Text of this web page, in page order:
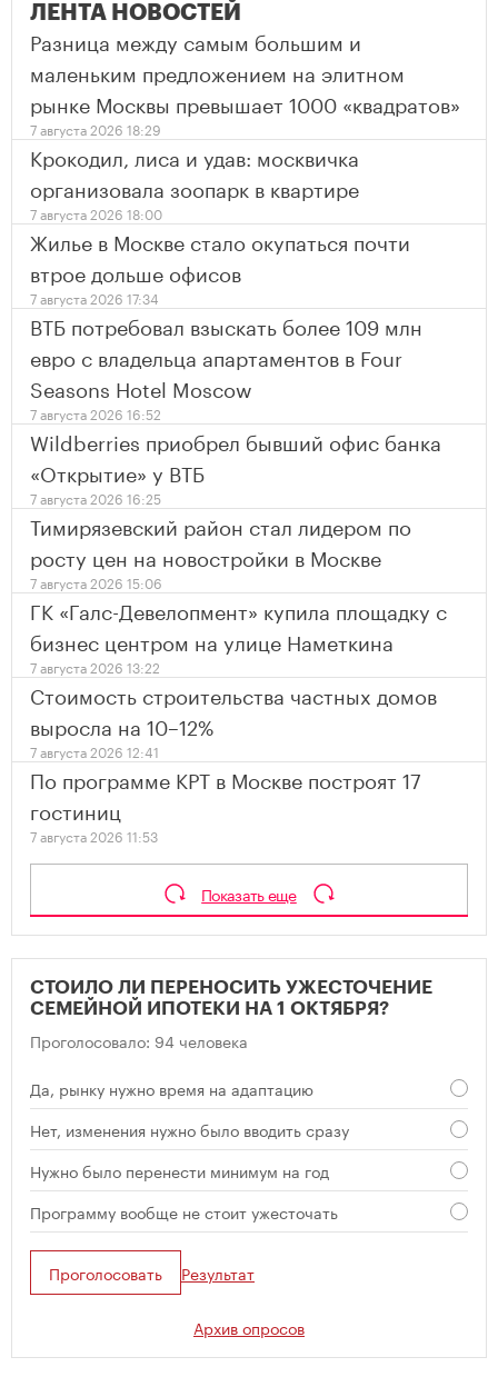
ЛЕНТА НОВОСТЕЙ
Разница между самым большим и
маленьким предложением на элитном
рынке Москвы превышает 1000 «квадратов»
7 августа 2026 18:29
Крокодил, лиса и удав: москвичка
организовала зоопарк в квартире
7 августа 2026 18:00
Жилье в Москве стало окупаться почти
втрое дольше офисов
7 августа 2026 17:34
ВТБ потребовал взыскать более 109 млн
евро с владельца апартаментов в Four
Seasons Hotel Moscow
7 августа 2026 16:52
Wildberries приобрел бывший офис банка
«Открытие» у ВТБ
7 августа 2026 16:25
Тимирязевский район стал лидером по
росту цен на новостройки в Москве
7 августа 2026 15:06
ГК «Галс-Девелопмент» купила площадку с
бизнес центром на улице Наметкина
7 августа 2026 13:22
Стоимость строительства частных домов
выросла на 10–12%
7 августа 2026 12:41
По программе КРТ в Москве построят 17
гостиниц
7 августа 2026 11:53
Показать еще
СТОИЛО ЛИ ПЕРЕНОСИТЬ УЖЕСТОЧЕНИЕ
СЕМЕЙНОЙ ИПОТЕКИ НА 1 ОКТЯБРЯ?
Проголосовало: 94 человека
Да, рынку нужно время на адаптацию
Нет, изменения нужно было вводить сразу
Нужно было перенести минимум на год
Программу вообще не стоит ужесточать
Проголосовать Результат
Архив опросов